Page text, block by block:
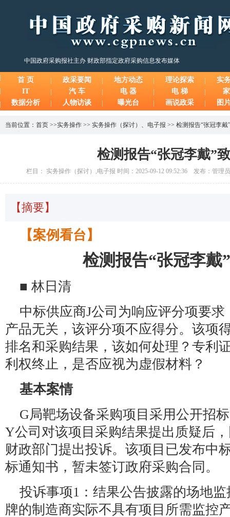
中国政府采购报社主办 财政部指定政府采购信息发布媒体
首 页 政采要闻 地方动态 理论探索
实
IT
汽 车 电 器 电 梯
数据分析
人物访谈 曝光台 画说政采 图
当前位置： 首页 >>实务操作 >> 实务操作（探讨） 、 电子报 >> 检测报告“张冠李戴
检测报告“张冠李戴”
栏目： 实务操作（探讨）,电子报 时间：2025-09-12 09:52:36 发布：管理
【摘要】
【案例看台】
检测报告“张冠李戴
■ 林日清
中标供应商J公司为响应评分项要
产品无关，该评分项不应得分。该项
排名和采购结果，该如何处理？专利
利权终止，是否应视为虚假材料？
基本案情
G局靶场设备采购项目采用公开招
Y公司对该项目采购结果提出质疑后
财政部门提出投诉。该项目已发布中
标通知书，暂未签订政府采购合同。
投诉事项1：结果公告披露的场地
牌的制造商实际不具有项目所需监控